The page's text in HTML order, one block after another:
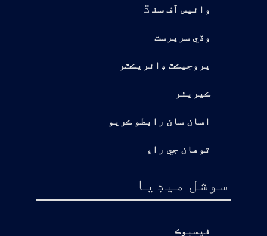
وائيس آف سن ڌ
وڏي سرپرست
پروجيڪٽ ڊائريڪٽر
ڪيريئر
اسان سان رابطو ڪريو
توهان جي راءِ
سوشل ميڊيا
فيسبوڪ